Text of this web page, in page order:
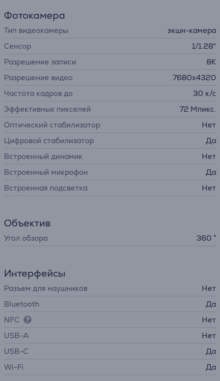
Фотокамера
Тип видеокамеры
экшн-камера
Сенсор
1/1.28"
Разрешение записи
8K
Разрешение видео
7680x4320
Частота кадров до
30 к/с
Эффективных пикселей
72 Мпикс.
Оптический стабилизатор
Нет
Цифровой стабилизатор
Да
Встроенный динамик
Нет
Встроенный микрофон
Да
Встроенная подсветка
Нет
Объектив
Угол обзора 360 °
Интерфейсы
Разъем для наушников
Нет
Bluetooth
Да
NFC
Нет
USB-A
Нет
USB-C
Да
Wi-Fi
Да